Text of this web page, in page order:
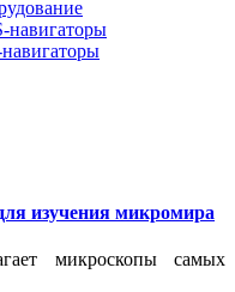
навигаторы
изучения микромира
микроскопы самых